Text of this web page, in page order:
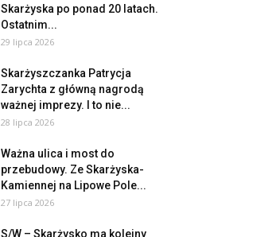
Skarżyska po ponad 20 latach.
Ostatnim...
29 lipca 2026
Skarżyszczanka Patrycja
Zarychta z główną nagrodą
ważnej imprezy. I to nie...
28 lipca 2026
Ważna ulica i most do
przebudowy. Ze Skarżyska-
Kamiennej na Lipowe Pole...
27 lipca 2026
S/W – Skarżysko ma kolejny